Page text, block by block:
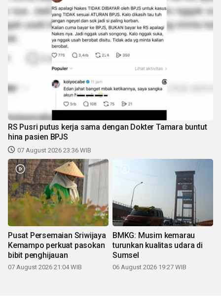
RS Pusri putus kerja sama dengan Dokter Tamara buntut
hina pasien BPJS
07 August 2026 23:36 WIB
Pusat Persemaian Sriwijaya
Kemampo perkuat pasokan
bibit penghijauan
07 August 2026 21:04 WIB
BMKG: Musim kemarau
turunkan kualitas udara di
Sumsel
06 August 2026 19:27 WIB